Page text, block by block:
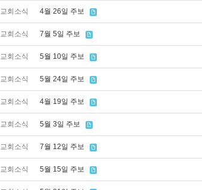
교회소식 4월 26일 주보
교회소식 7월 5일 주보
교회소식 5월 10일 주보
교회소식 5월 24일 주보
교회소식 4월 19일 주보
교회소식 5월 3일 주보
교회소식 7월 12일 주보
교회소식 5월 15일 주보